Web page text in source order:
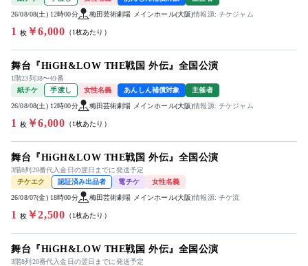
26/08/08(土) 12時00分 梅田芸術劇場 メインホール(大阪)情報源: チケジャム
1 枚￥6,000 （1枚あたり）
舞台『HiGH&LOW THE戦国 外伝』全国公演
1階23列38〜49番
紙チケ
手渡し 女性名義 あんしん補償対象 主催者
26/08/08(土) 12時00分 梅田芸術劇場 メインホール(大阪)情報源: チケジャム
1 枚￥6,000 （1枚あたり）
舞台『HiGH&LOW THE戦国 外伝』全国公演
3階8列20番代入金日の翌日までに発送予定
チケエク
認証済み出品者 電チケ 女性名義
26/08/07(金) 18時00分 梅田芸術劇場 メインホール(大阪)情報源: チケ流
1 枚￥2,500 （1枚あたり）
舞台『HiGH&LOW THE戦国 外伝』全国公演
3階8列20番代入金日の翌日までに発送予定